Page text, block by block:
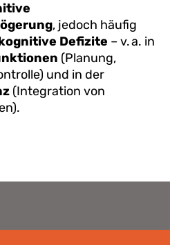
, jedoch häufig
Defizite – v. a. in
(Planung,
und in der
(Integration von